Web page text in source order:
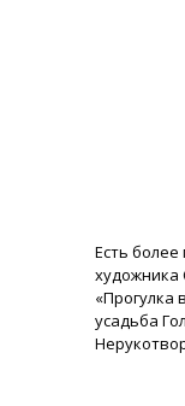
Есть
художника
«Прогулка
усадьба